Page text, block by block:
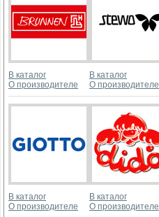
В каталог
О производителе
В каталог
О производителе
В каталог
О производителе
В каталог
О производителе